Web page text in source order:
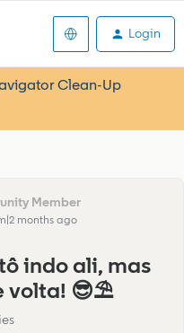
Login
Clean-Up
months ago
indo ali, mas
volta! 😎⛱️